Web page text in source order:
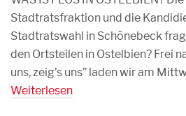
Stadtratsfraktion und die
Stadtratswahl in Schönebeck
den Ortsteilen in Ostelbien? Frei
uns, zeig’s uns” laden wir am
Weiterlesen